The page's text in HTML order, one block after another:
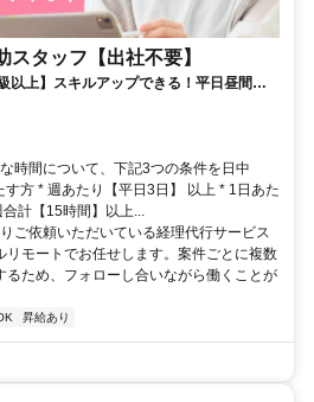
スタッフ【出社不要】
以上】スキルアップできる！平日昼間３h
方も大歓迎♪
時間について、下記3つの条件を日中
す方 * 週あたり【平日3日】 以上 * 1日あた
計【15時間】以上...
ご依頼いただいている経理代行サービス
リモートでお任せします。案件ごとに複数
るため、フォローし合いながら働くことが
昇給あり